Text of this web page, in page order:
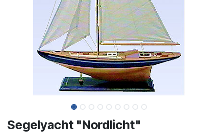
Segelyacht "Nordlicht"